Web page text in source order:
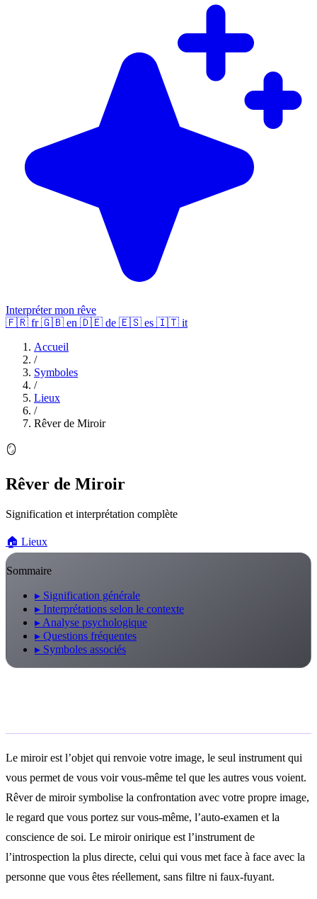
Interpréter mon rêve
🇫🇷 fr 🇬🇧 en 🇩🇪 de 🇪🇸 es 🇮🇹 it
Accueil
/
Symboles
/
Lieux
/
Rêver de Miroir
🪞
Rêver de Miroir
Signification et interprétation complète
🏠 Lieux
Sommaire
▸ Signification générale
▸ Interprétations selon le contexte
▸ Analyse psychologique
▸ Questions fréquentes
▸ Symboles associés
Le miroir est l’objet qui renvoie votre image, le seul instrument qui
vous permet de vous voir vous-même tel que les autres vous voient.
Rêver de miroir symbolise la confrontation avec votre propre image,
le regard que vous portez sur vous-même, l’auto-examen et la
conscience de soi. Le miroir onirique est l’instrument de
l’introspection la plus directe, celui qui vous met face à face avec la
personne que vous êtes réellement, sans filtre ni faux-fuyant.